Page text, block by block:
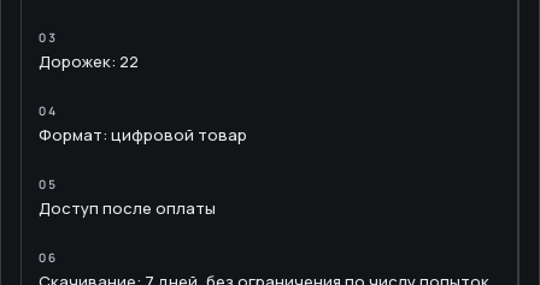
Дорожек: 22
Формат: цифровой товар
Доступ после оплаты